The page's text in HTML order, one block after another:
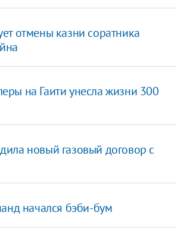
отмены казни соратника
на Гаити унесла жизни 300
новый газовый договор с
начался бэби-бум